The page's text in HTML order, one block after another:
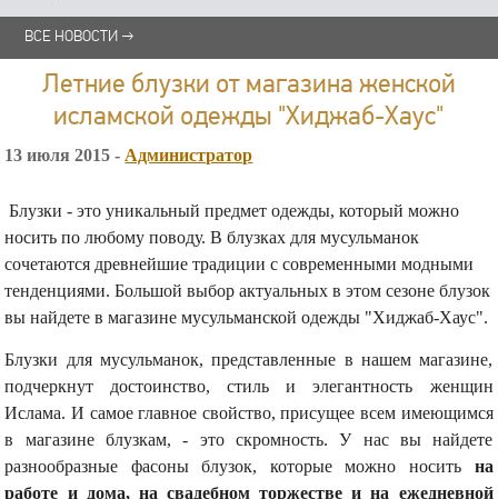
ВСЕ НОВОСТИ →
Летние блузки от магазина женской
исламской одежды "Хиджаб-Хаус"
13 июля 2015 - Администратор
Блузки - это уникальный предмет одежды, который можно
носить по любому поводу. В блузках для мусульманок
сочетаются древнейшие традиции с современными модными
тенденциями. Большой выбор актуальных в этом сезоне блузок
вы найдете в магазине мусульманской одежды "Хиджаб-Хаус".
Блузки для мусульманок, представленные в нашем магазине,
подчеркнут достоинство, стиль и элегантность женщин
Ислама. И самое главное свойство, присущее всем имеющимся
в магазине блузкам, - это скромность. У нас вы найдете
разнообразные фасоны блузок, которые можно носить на
работе и дома, на свадебном торжестве и на ежедневной